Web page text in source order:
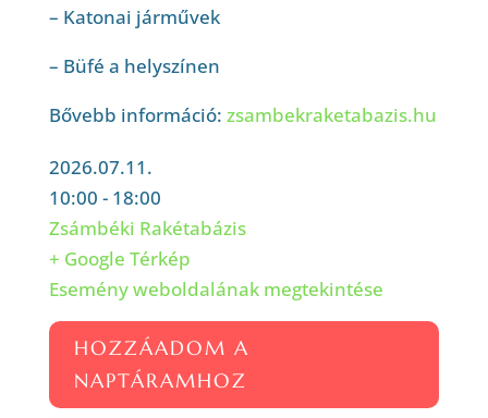
– Katonai járművek
– Büfé a helyszínen
Bővebb információ: zsambekraketabazis.hu
2026.07.11.
10:00 - 18:00
Zsámbéki Rakétabázis
+ Google Térkép
Esemény weboldalának megtekintése
HOZZÁADOM A
NAPTÁRAMHOZ